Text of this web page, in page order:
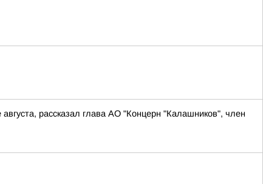
рассказал глава АО "Концерн "Калашников", член